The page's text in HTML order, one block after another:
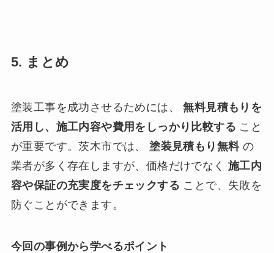
5. まとめ
塗装工事を成功させるためには、無料見積もりを
活用し、施工内容や費用をしっかり比較する こと
が重要です。茨木市では、塗装見積もり無料の
業者が多く存在しますが、価格だけでなく 施工内
容や保証の充実度をチェックする ことで、失敗を
防ぐことができます。
今回の事例から学べるポイント